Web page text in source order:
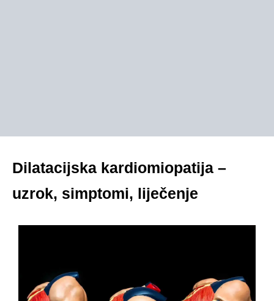
Dilatacijska kardiomiopatija –
uzrok, simptomi, liječenje